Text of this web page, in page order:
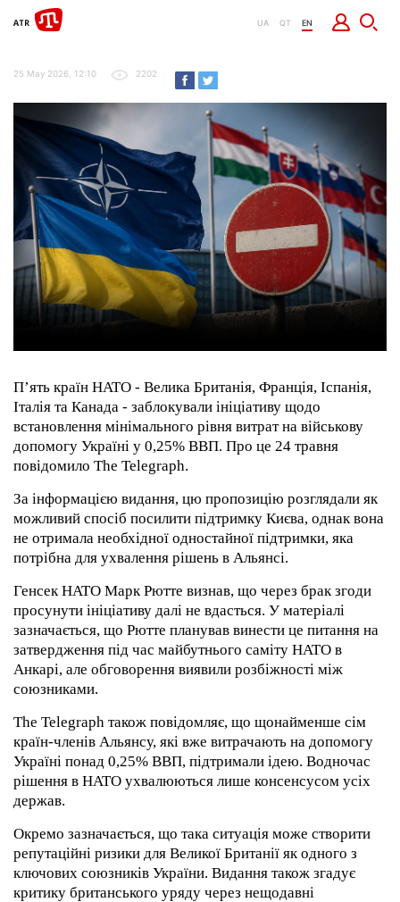
UA QT EN
25 May 2026, 12:10 2202
П’ять країн НАТО - Велика Британія, Франція, Іспанія,
Італія та Канада - заблокували ініціативу щодо
встановлення мінімального рівня витрат на військову
допомогу Україні у 0,25% ВВП. Про це 24 травня
повідомило The Telegraph.
За інформацією видання, цю пропозицію розглядали як
можливий спосіб посилити підтримку Києва, однак вона
не отримала необхідної одностайної підтримки, яка
потрібна для ухвалення рішень в Альянсі.
Генсек НАТО Марк Рютте визнав, що через брак згоди
просунути ініціативу далі не вдасться. У матеріалі
зазначається, що Рютте планував винести це питання на
затвердження під час майбутнього саміту НАТО в
Анкарі, але обговорення виявили розбіжності між
союзниками.
The Telegraph також повідомляє, що щонайменше сім
країн-членів Альянсу, які вже витрачають на допомогу
Україні понад 0,25% ВВП, підтримали ідею. Водночас
рішення в НАТО ухвалюються лише консенсусом усіх
держав.
Окремо зазначається, що така ситуація може створити
репутаційні ризики для Великої Британії як одного з
ключових союзників України. Видання також згадує
критику британського уряду через нещодавні